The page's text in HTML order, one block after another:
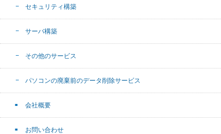
セキュリティ構築
サーバ構築
その他のサービス
パソコンの廃棄前のデータ削除サービス
会社概要
お問い合わせ